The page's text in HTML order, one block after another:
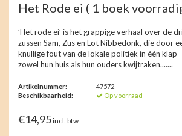
Het Rode ei ( 1 boek
’Het rode ei’ is het grappige verhaal over de
zussen Sam, Zus en Lot Nibbedonk, die door
knullige fout van de lokale politiek in één klap
zowel hun huis als hun ouders kwijtraken.......
Artikelnummer:
47572
Beschikbaarheid:
Op voorraad
€14,95incl. btw